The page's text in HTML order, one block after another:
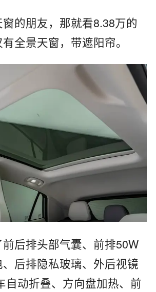
的朋友，那就看8.38万的
全景天窗，带遮阳帘。
后排头部气囊、前排50W
后排隐私玻璃、外后视镜
自动折叠、方向盘加热、前